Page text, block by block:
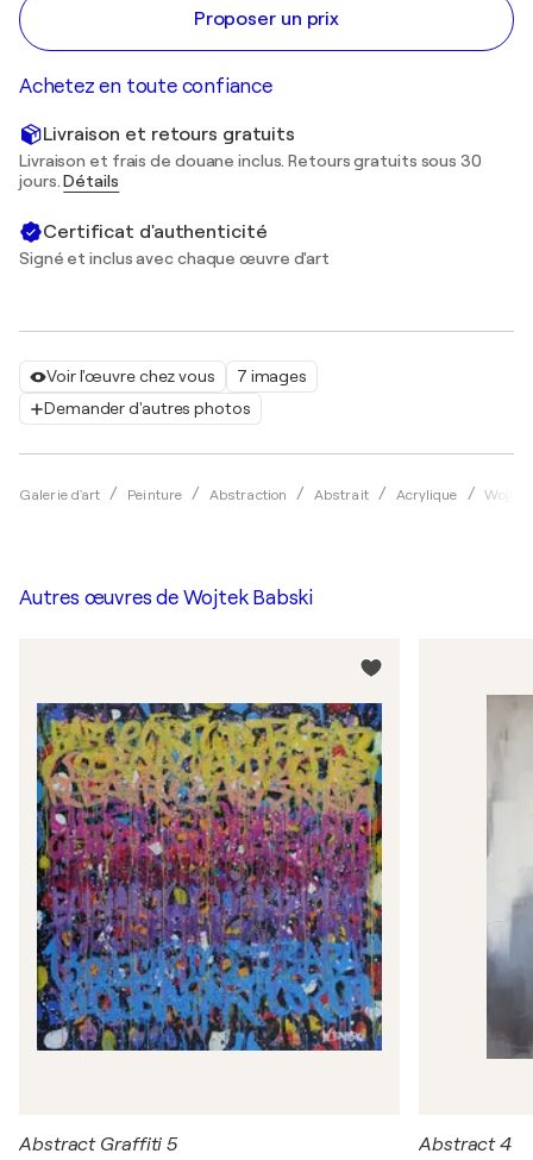
Voir l'œuvre chez vous
7 images
Demander d'autres photos
Galerie d'art Peinture Abstraction Abstrait Acrylique
Proposer un prix
Achetez en toute confiance
Livraison et retours gratuits
Livraison et frais de douane inclus. Retours gratuits sous 30
jours.Détails
Certificat d'authenticité
Signé et inclus avec chaque œuvre d'art
Autres œuvres de Wojtek Babski
Abstract Graffiti 5 Abstract 4